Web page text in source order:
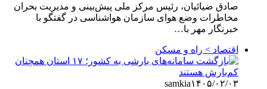
صادق ضیائیان، رئیس مرکز ملی پیش‌بینی و مدیریت بحران
مخاطرات وضع هوای سازمان هواشناسی در گفتگو با
خبرنگار مهر با…
اقتصاد > راه و مسکن
samkia۱۴۰۵/۰۲/۰۳